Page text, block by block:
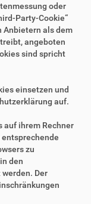
oder
Party-Cookie“
Anbietern als dem
angeboten
sind spricht
einsetzen und
auf.
auf ihrem Rechner
zu
den
Der